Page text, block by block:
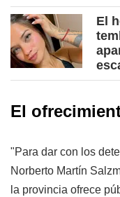
El
El
"Para dar con los
Norberto Martín
la provincia ofrece